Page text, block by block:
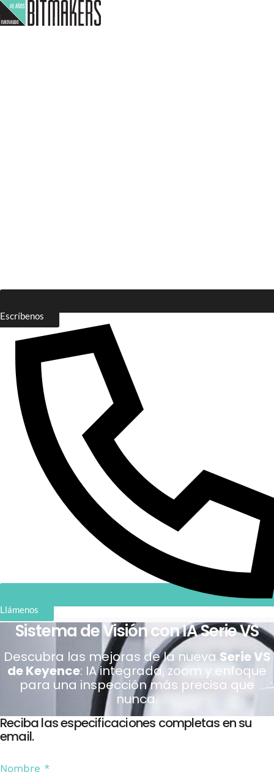
Escríbenos
Llámenos
Sistema de Visión con IA Serie VS
Descubra las mejoras de la nueva Serie VS
de Keyence: IA integrada, zoom y enfoque
para una inspección más precisa que
nunca.
Reciba las especificaciones completas en su
email.
Nombre *